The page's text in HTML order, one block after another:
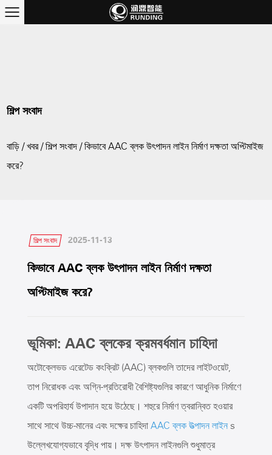
শিল্প সংবাদ
বাড়ি /খবর/শিল্প সংবাদ /কিভাবে AAC ব্লক উৎপাদন লাইন নির্মাণ দক্ষতা অপ্টিমাইজ
করে?
শিল্প সংবাদ 2025-11-13
কিভাবে AAC ব্লক উৎপাদন লাইন নির্মাণ দক্ষতা
অপ্টিমাইজ করে?
ভূমিকা: AAC ব্লকের ক্রমবর্ধমান চাহিদা
অটোক্লেভড এরেটেড কংক্রিট (AAC) ব্লকগুলি তাদের লাইটওয়েট,
তাপ নিরোধক এবং অগ্নি-প্রতিরোধী বৈশিষ্ট্যগুলির কারণে আধুনিক নির্মাণে
একটি অপরিহার্য উপাদান হয়ে উঠেছে। শহুরে নির্মাণ ত্বরান্বিত হওয়ার
সাথে সাথে উচ্চ-মানের এবং দক্ষের চাহিদা AAC ব্লক উত্পাদন লাইন s
উল্লেখযোগ্যভাবে বৃদ্ধি পায়। দক্ষ উৎপাদন লাইনগুলি শুধুমাত্র